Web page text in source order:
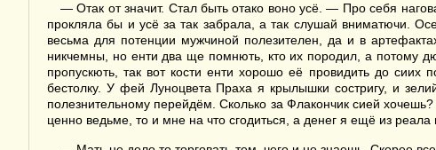
— Отак от значит. Стал быть отако воно усё. — Про себя
прокляла бы и усё за так забрала, а так слушай вниматючи.
весьма для потенции мужчиной полезителен, да и в
никчемны, но енти два ще помнють, кто их породил, а потому
пропускють, так вот кости енти хорошо её провидить до
бестолку. У фей Луноцвета Праха я крылышки состригу, и
полезнительному перейдём. Сколько за Флакончик сией
ценно ведьме, то и мне на что сгодиться, а денег я ещё из реала